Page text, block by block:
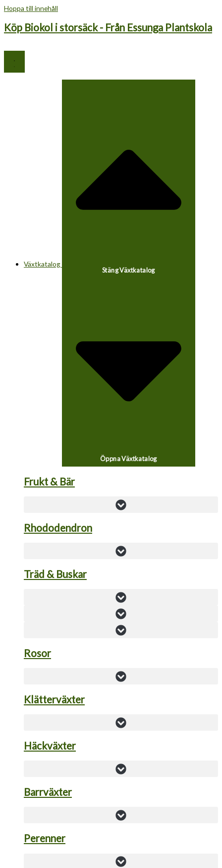
Hoppa till innehåll
Köp Biokol i storsäck - Från Essunga Plantskola
Växtkatalog
Stäng Växtkatalog
Öppna Växtkatalog
Frukt & Bär
Rhododendron
Träd & Buskar
Rosor
Klätterväxter
Häckväxter
Barrväxter
Perenner